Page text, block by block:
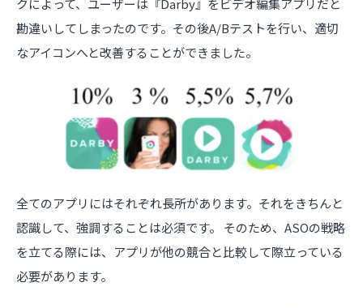
クによって、ユーザーは『Darby』をビデオ編集アプリだと
勘違いしてしまったのです。その後A/Bテストを行い、適切
なアイコンへと改善することができました。
全てのアプリにはそれぞれ長所があります。それをきちんと
認識して、強調することは必須です。 そのため、ASOの戦略
を立てる際には、アプリが他の競合と比較して際立っている
必要があります。